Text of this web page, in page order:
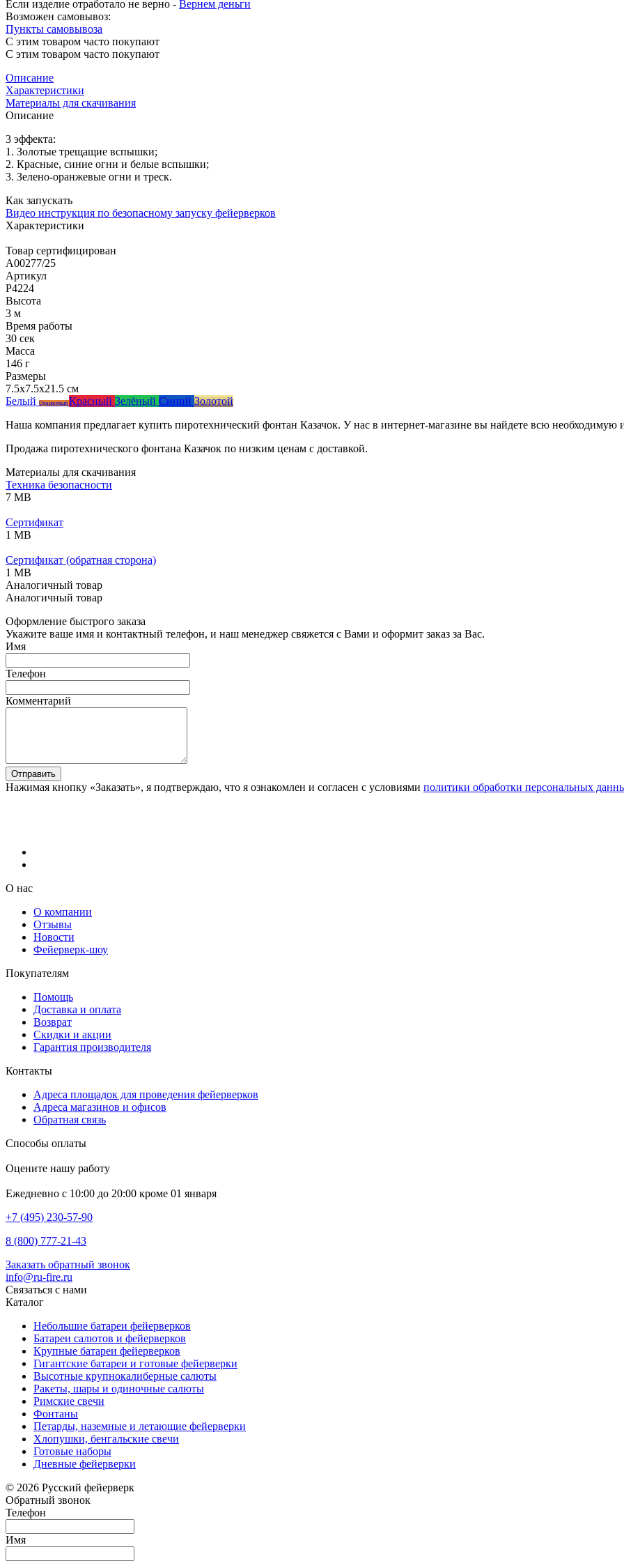
Если изделие отработало не верно - Вернем деньги
Возможен самовывоз:
Пункты самовывоза
С этим товаром часто покупают
С этим товаром часто покупают
Описание
Характеристики
Материалы для скачивания
Описание
3 эффекта:
1. Золотые трещащие вспышки;
2. Красные, синие огни и белые вспышки;
3. Зелено-оранжевые огни и треск.
Как запускать
Видео инструкция по безопасному запуску фейерверков
Характеристики
Товар сертифицирован
A00277/25
Артикул
Р4224
Высота
3 м
Время работы
30 сек
Масса
146 г
Размеры
7.5x7.5x21.5 см
Белый Оранжевый Красный Зелёный Синий Золотой
Наша компания предлагает купить пиротехнический фонтан Казачок. У нас в интернет-магазине вы найдете всю
Продажа пиротехнического фонтана Казачок по низким ценам с доставкой.
Материалы для скачивания
Техника безопасности
7 MB
Сертификат
1 MB
Сертификат (обратная сторона)
1 MB
Аналогичный товар
Аналогичный товар
Оформление быстрого заказа
Укажите ваше имя и контактный телефон, и наш менеджер свяжется с Вами и оформит заказ за Вас.
Имя
Телефон
Комментарий
Отправить
Нажимая кнопку «Заказать», я подтверждаю, что я ознакомлен и согласен с условиями политики обработки персональных
О нас
О компании
Отзывы
Новости
Фейерверк-шоу
Покупателям
Помощь
Доставка и оплата
Возврат
Скидки и акции
Гарантия производителя
Контакты
Адреса площадок для проведения фейерверков
Адреса магазинов и офисов
Обратная связь
Способы оплаты
Оцените нашу работу
Ежедневно с 10:00 до 20:00 кроме 01 января
+7 (495) 230-57-90
8 (800) 777-21-43
Заказать обратный звонок
info@ru-fire.ru
Связаться с нами
Каталог
Небольшие батареи фейерверков
Батареи салютов и фейерверков
Крупные батареи фейерверков
Гигантские батареи и готовые фейерверки
Высотные крупнокалиберные салюты
Ракеты, шары и одиночные салюты
Римские свечи
Фонтаны
Петарды, наземные и летающие фейерверки
Хлопушки, бенгальские свечи
Готовые наборы
Дневные фейерверки
© 2026 Русский фейерверк
Обратный звонок
Телефон
Имя